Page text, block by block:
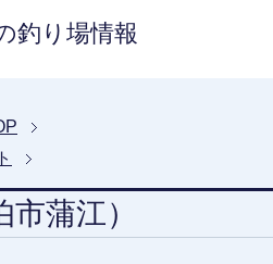
釣り場情報
蒲江）